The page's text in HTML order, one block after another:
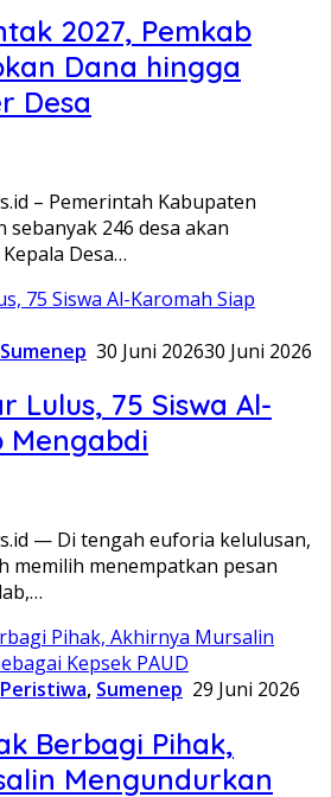
2027, Pemkab
Dana hingga
Desa
– Pemerintah Kabupaten
sebanyak 246 desa akan
Desa…
Sumenep 30 Juni 202630 Juni 2026
Lulus, 75 Siswa Al-
Mengabdi
— Di tengah euforia kelulusan,
memilih menempatkan pesan
Peristiwa, Sumenep 29 Juni 2026
Berbagi Pihak,
Mengundurkan